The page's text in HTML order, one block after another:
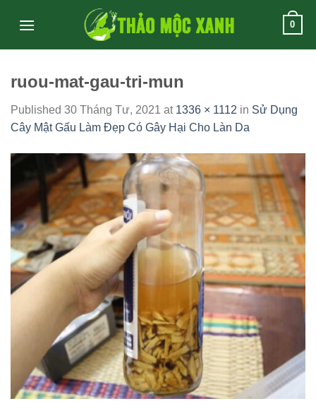
0
ruou-mat-gau-tri-mun
Published 30 Tháng Tư, 2021 at 1336 × 1112 in Sử Dụng
Cây Mật Gấu Làm Đẹp Có Gây Hại Cho Làn Da